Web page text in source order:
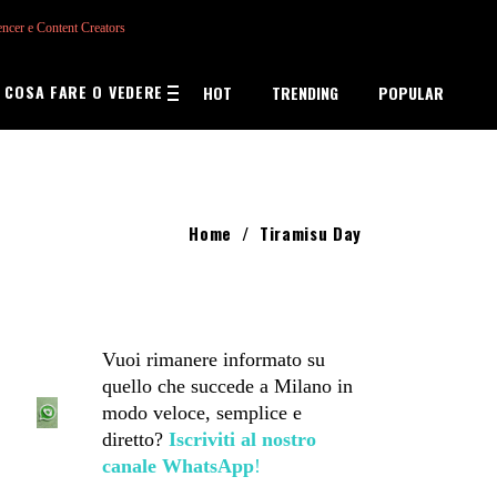
e Content Creators
COSA FARE O VEDERE HOT TRENDING POPULAR
Home / Tiramisu Day
Vuoi rimanere informato su
quello che succede a Milano in
modo veloce, semplice e
diretto? Iscriviti al nostro
canale WhatsApp!